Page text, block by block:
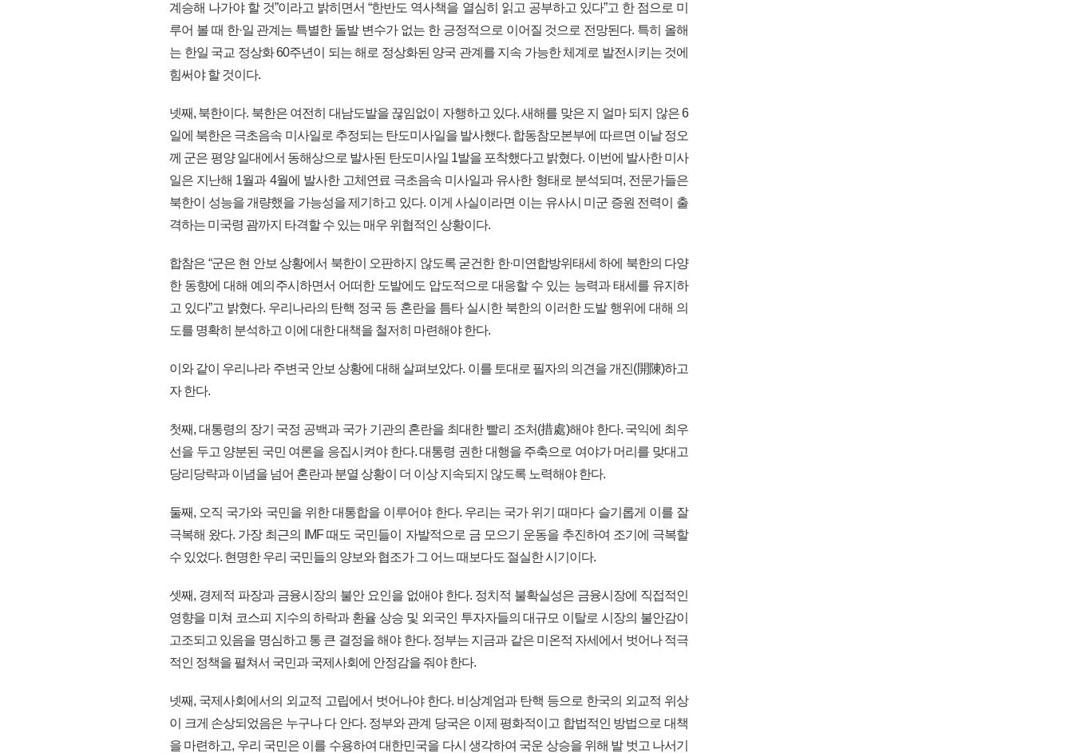
계승해 나가야 할 것”이라고 밝히면서 “한반도 역사책을 열심히 읽고 공부하고 있다”고 한 점으로 미
루어 볼 때 한·일 관계는 특별한 돌발 변수가 없는 한 긍정적으로 이어질 것으로 전망된다. 특히 올해
는 한일 국교 정상화 60주년이 되는 해로 정상화된 양국 관계를 지속 가능한 체계로 발전시키는 것에
힘써야 할 것이다.
넷째, 북한이다. 북한은 여전히 대남도발을 끊임없이 자행하고 있다. 새해를 맞은 지 얼마 되지 않은 6
일에 북한은 극초음속 미사일로 추정되는 탄도미사일을 발사했다. 합동참모본부에 따르면 이날 정오
께 군은 평양 일대에서 동해상으로 발사된 탄도미사일 1발을 포착했다고 밝혔다. 이번에 발사한 미사
일은 지난해 1월과 4월에 발사한 고체연료 극초음속 미사일과 유사한 형태로 분석되며, 전문가들은
북한이 성능을 개량했을 가능성을 제기하고 있다. 이게 사실이라면 이는 유사시 미군 증원 전력이 출
격하는 미국령 괌까지 타격할 수 있는 매우 위협적인 상황이다.
합참은 “군은 현 안보 상황에서 북한이 오판하지 않도록 굳건한 한·미연합방위태세 하에 북한의 다양
한 동향에 대해 예의주시하면서 어떠한 도발에도 압도적으로 대응할 수 있는 능력과 태세를 유지하
고 있다”고 밝혔다. 우리나라의 탄핵 정국 등 혼란을 틈타 실시한 북한의 이러한 도발 행위에 대해 의
도를 명확히 분석하고 이에 대한 대책을 철저히 마련해야 한다.
이와 같이 우리나라 주변국 안보 상황에 대해 살펴보았다. 이를 토대로 필자의 의견을 개진(開陳)하고
자 한다.
첫째, 대통령의 장기 국정 공백과 국가 기관의 혼란을 최대한 빨리 조처(措處)해야 한다. 국익에 최우
선을 두고 양분된 국민 여론을 응집시켜야 한다. 대통령 권한 대행을 주축으로 여야가 머리를 맞대고
당리당략과 이념을 넘어 혼란과 분열 상황이 더 이상 지속되지 않도록 노력해야 한다.
둘째, 오직 국가와 국민을 위한 대통합을 이루어야 한다. 우리는 국가 위기 때마다 슬기롭게 이를 잘
극복해 왔다. 가장 최근의 IMF 때도 국민들이 자발적으로 금 모으기 운동을 추진하여 조기에 극복할
수 있었다. 현명한 우리 국민들의 양보와 협조가 그 어느 때보다도 절실한 시기이다.
셋째, 경제적 파장과 금융시장의 불안 요인을 없애야 한다. 정치적 불확실성은 금융시장에 직접적인
영향을 미쳐 코스피 지수의 하락과 환율 상승 및 외국인 투자자들의 대규모 이탈로 시장의 불안감이
고조되고 있음을 명심하고 통 큰 결정을 해야 한다. 정부는 지금과 같은 미온적 자세에서 벗어나 적극
적인 정책을 펼쳐서 국민과 국제사회에 안정감을 줘야 한다.
넷째, 국제사회에서의 외교적 고립에서 벗어나야 한다. 비상계엄과 탄핵 등으로 한국의 외교적 위상
이 크게 손상되었음은 누구나 다 안다. 정부와 관계 당국은 이제 평화적이고 합법적인 방법으로 대책
을 마련하고, 우리 국민은 이를 수용하여 대한민국을 다시 생각하여 국운 상승을 위해 발 벗고 나서기